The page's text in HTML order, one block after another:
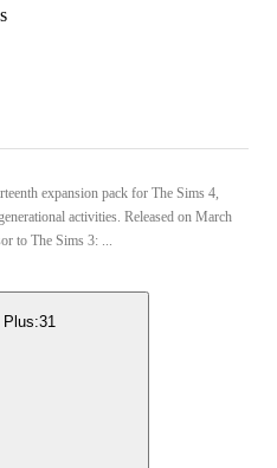
expansion pack for The Sims 4,
activities. Released on March
to The Sims 3: ...
Plus:31